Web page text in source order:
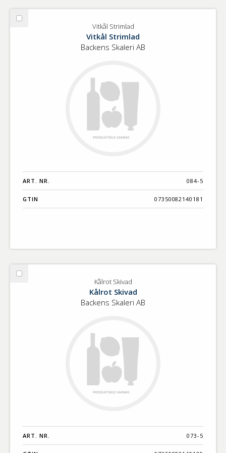
Välj
Vitkål Strimlad
Vitkål Strimlad
Backens Skaleri AB
ART. NR. 084-5
GTIN 07350082140181
Välj
Kålrot Skivad
Kålrot Skivad
Backens Skaleri AB
ART. NR. 073-5